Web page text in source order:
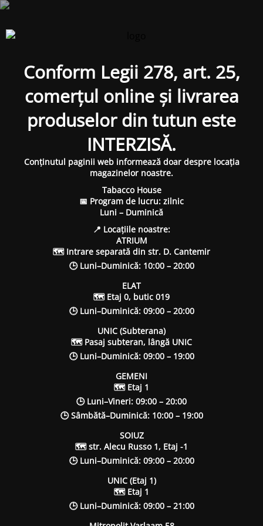
Conform Legii 278, art. 25,
comerțul online și livrarea
produselor din tutun este
INTERZISĂ.
Conținutul paginii web informează doar despre locația
magazinelor noastre.
Tabacco House
📅 Program de lucru: zilnic
Luni – Duminică
📍 Locațiile noastre:
ATRIUM
🗺 Intrare separată din str. D. Cantemir
🕒 Luni–Duminică: 10:00 – 20:00
ELAT
🗺 Etaj 0, butic 019
🕒 Luni–Duminică: 09:00 – 20:00
UNIC (Subterana)
🗺 Pasaj subteran, lângă UNIC
🕒 Luni–Duminică: 09:00 – 19:00
GEMENI
🗺 Etaj 1
🕒 Luni–Vineri: 09:00 – 20:00
🕒 Sâmbătă–Duminică: 10:00 – 19:00
SOIUZ
🗺 str. Alecu Russo 1, Etaj -1
🕒 Luni–Duminică: 09:00 – 20:00
UNIC (Etaj 1)
🗺 Etaj 1
🕒 Luni–Duminică: 09:00 – 21:00